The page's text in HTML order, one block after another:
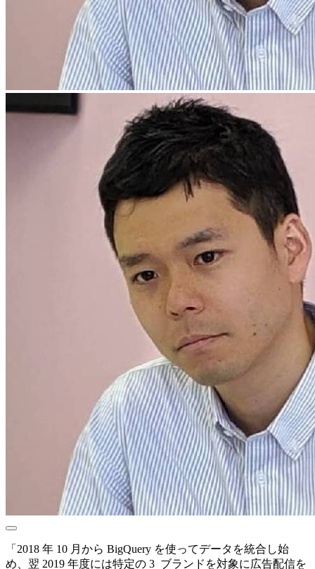
「2018 年 10 月から BigQuery を使ってデータを統合し始
め、翌 2019 年度には特定の 3 ブランドを対象に広告配信を